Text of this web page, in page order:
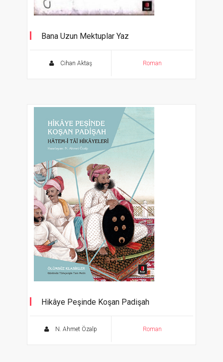
Bana Uzun Mektuplar Yaz
Ödülü
Cihan Aktaş Roman
Hikâye Peşinde Koşan Padişah
N. Ahmet Özalp Roman